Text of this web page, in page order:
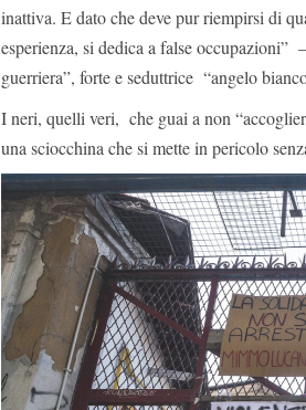
inattiva. E dato che deve pur riempirsi di
esperienza, si dedica a false occupazioni”
guerriera”, forte e seduttrice “angelo
I neri, quelli veri, che guai a non
una sciocchina che si mette in pericolo